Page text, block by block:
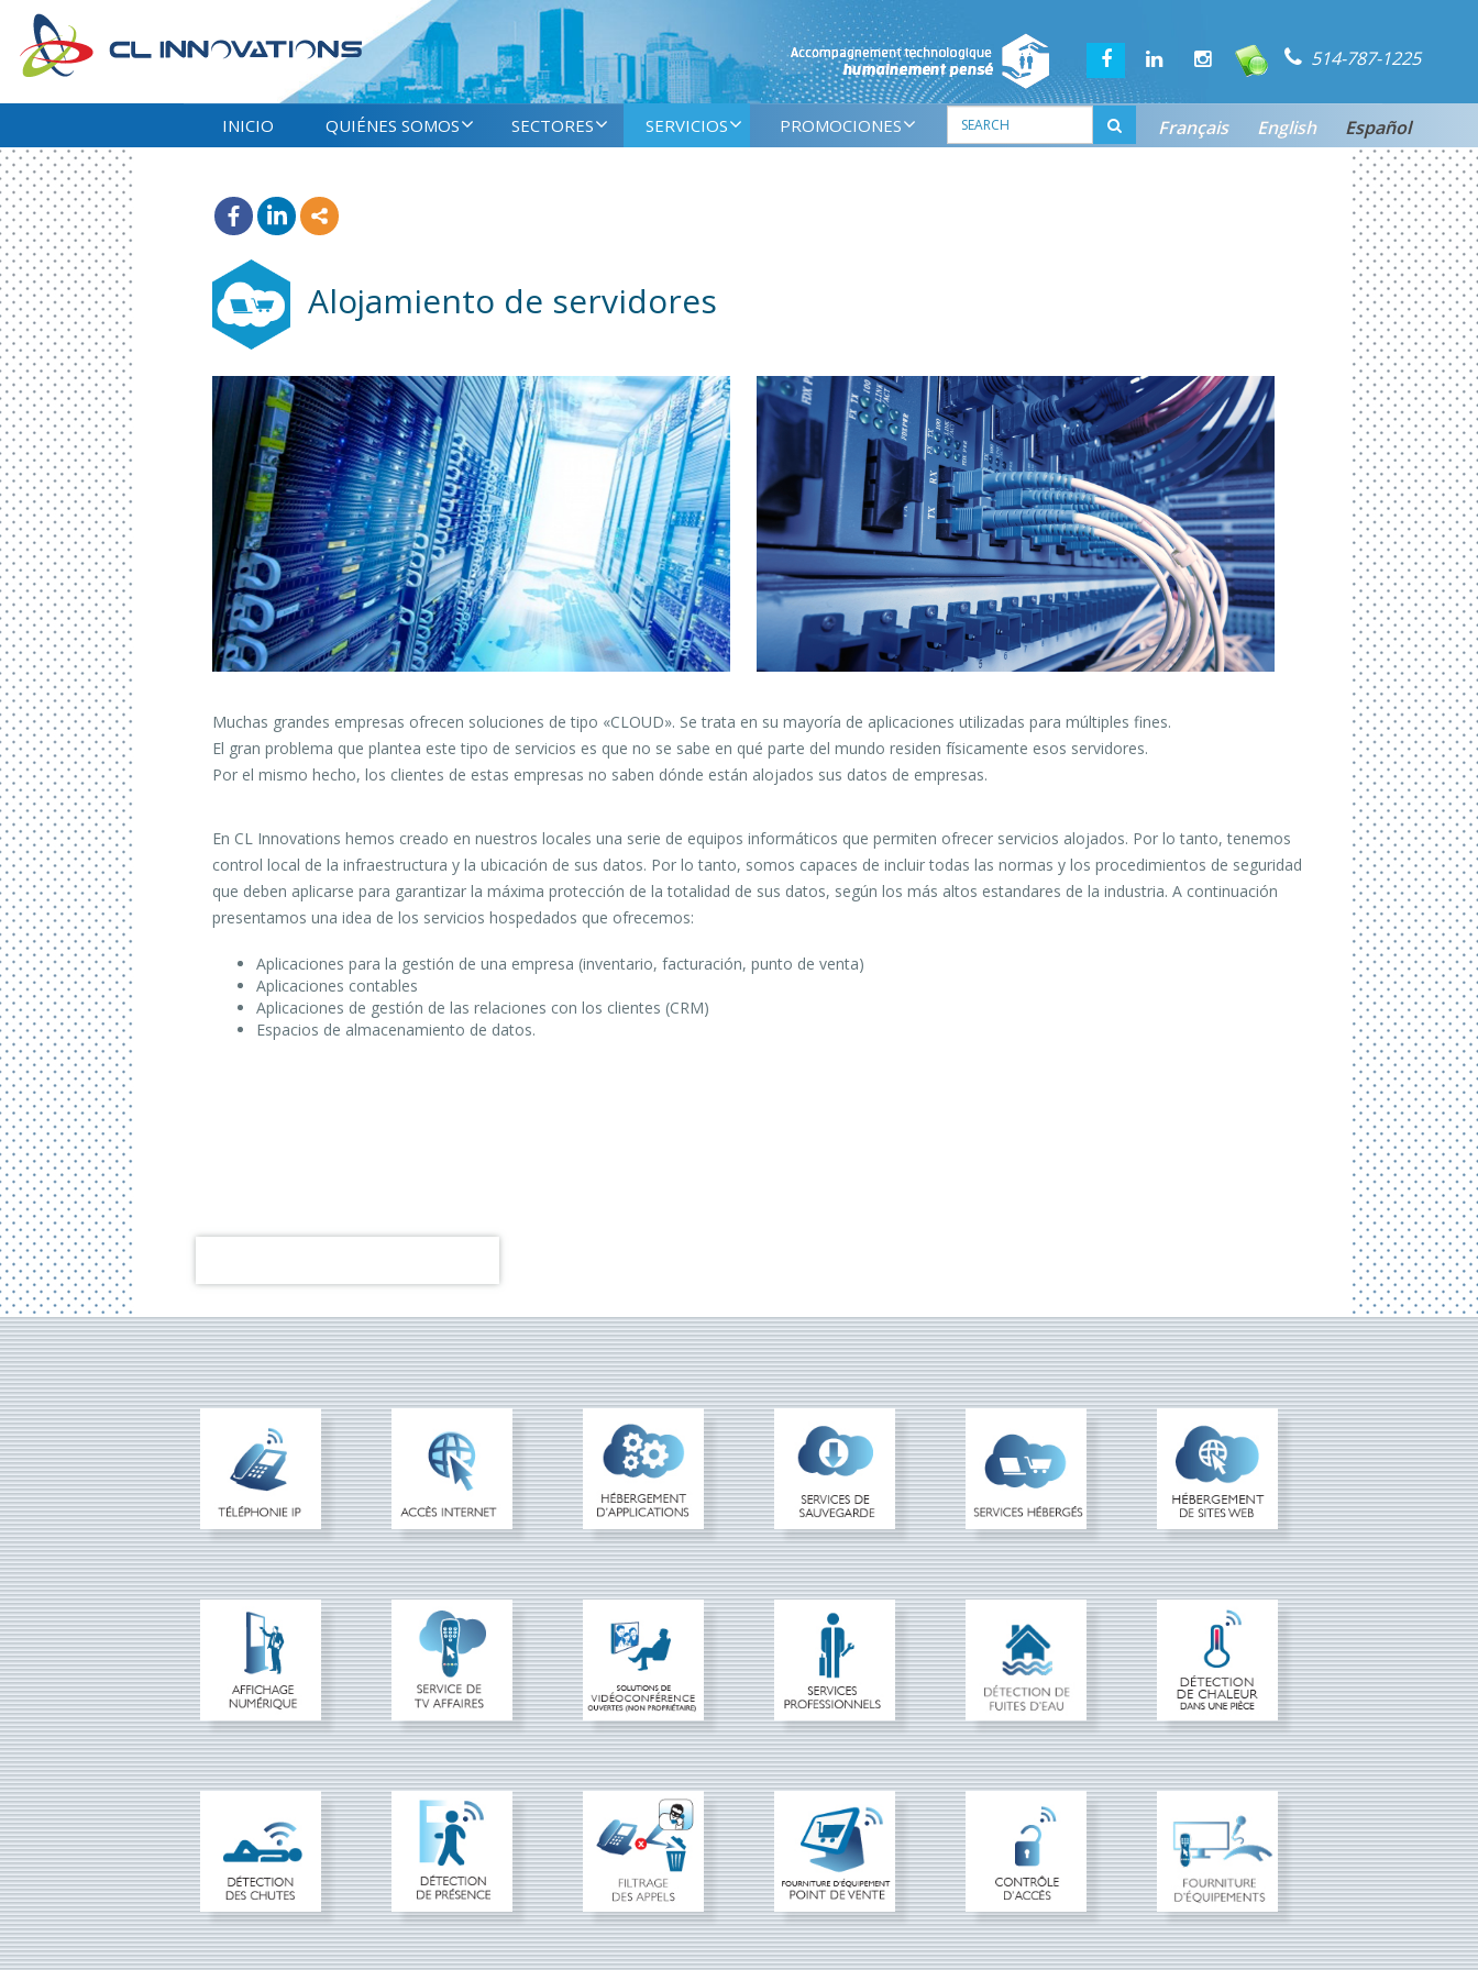
514-787-1225
INICIO QUIÉNES SOMOS SECTORES SERVICIOS PROMOCIONES
Alojamiento de servidores
Muchas grandes empresas ofrecen soluciones de tipo «CLOUD». Se trata en su mayoría de aplicaciones utilizadas para múltiples fines.
El gran problema que plantea este tipo de servicios es que no se sabe en qué parte del mundo residen físicamente esos servidores.
Por el mismo hecho, los clientes de estas empresas no saben dónde están alojados sus datos de empresas.
En CL Innovations hemos creado en nuestros locales una serie de equipos informáticos que permiten ofrecer servicios alojados. Por lo tanto, tenemos
control local de la infraestructura y la ubicación de sus datos. Por lo tanto, somos capaces de incluir todas las normasy los procedimientos de seguridad
que deben aplicarse para garantizar la máxima protección de la totalidad de sus datos, según los más altos estandares de la industria. A continuación
presentamos una idea de los servicios hospedados que ofrecemos:
Aplicaciones para la gestión de una empresa (inventario, facturación, punto de venta)
Aplicaciones contables
Aplicaciones de gestión de las relaciones con los clientes (CRM)
Espacios de almacenamiento de datos.
Español
English
Français